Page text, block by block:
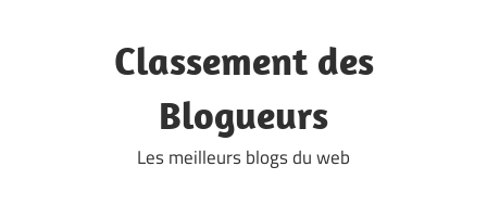
Classement des
Blogueurs
Les meilleurs blogs du web